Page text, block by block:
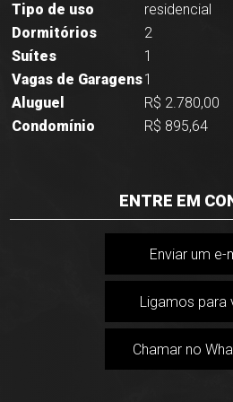
Tipo de uso
residencial
Dormitórios
2
Suítes
1
Vagas de Garagens1
Aluguel
R$ 2.780,00
Condomínio
R$ 895,64
ENTRE EM
Enviar um e-
Ligamos para
Chamar no